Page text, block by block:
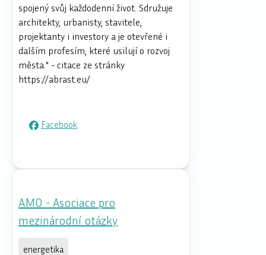
spojený svůj každodenní život. Sdružuje
architekty, urbanisty, stavitele,
projektanty i investory a je otevřené i
dalším profesím, které usilují o rozvoj
města." - citace ze stránky
https://abrast.eu/
Facebook
AMO - Asociace pro
mezinárodní otázky
energetika